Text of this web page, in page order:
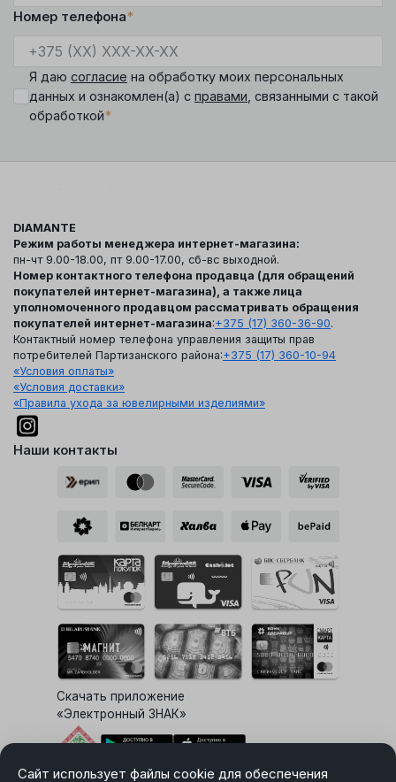
Сайт использует файлы cookie для обеспечения
Номер телефона*
Я даю согласие на обработку моих персональных
данных и ознакомлен(а) с правами , связанными с такой
обработкой*
DIAMANTE
Режим работы менеджера интернет-магазина:
пн-чт 9.00-18.00, пт 9.00-17.00, сб-вс выходной.
Номер контактного телефона продавца (для обращений
покупателей интернет-магазина), а также лица
уполномоченного продавцом рассматривать обращения
покупателей интернет-магазина:+375 (17) 360-36-90.
Контактный номер телефона управления защиты прав
потребителей Партизанского района:+375 (17) 360-10-94
«Условия оплаты»
«Условия доставки»
«Правила ухода за ювелирными изделиями»
Наши контакты
Скачать приложение
«Электронный ЗНАК»